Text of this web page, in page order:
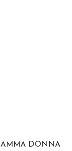
DONNA